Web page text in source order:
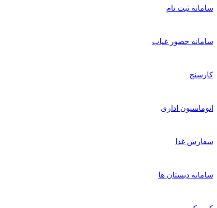
ثبت نام
حضور غیاب
اداری
غذا
دبستان ها